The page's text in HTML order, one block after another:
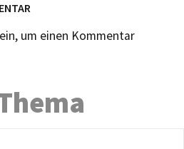
um einen Kommentar